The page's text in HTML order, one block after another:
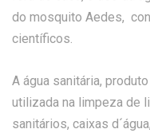
do mosquito Aedes,
científicos.
A água sanitária,
utilizada na limpeza de
sanitários, caixas